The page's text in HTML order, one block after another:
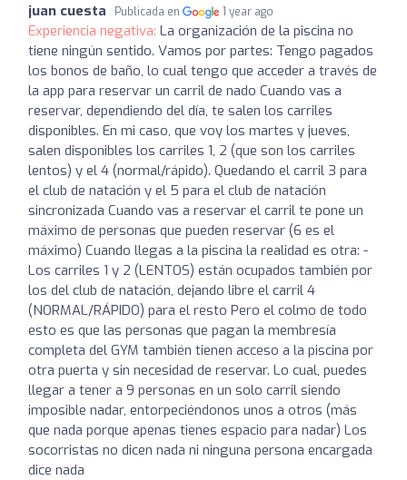
juan cuesta Publicada en 1 year ago
Experiencia negativa: La organización de la piscina no
tiene ningún sentido. Vamos por partes: Tengo pagados
los bonos de baño, lo cual tengo que acceder a través de
la app para reservar un carril de nado Cuando vas a
reservar, dependiendo del día, te salen los carriles
disponibles. En mi caso, que voy los martes y jueves,
salen disponibles los carriles 1, 2 (que son los carriles
lentos) y el 4 (normal/rápido). Quedando el carril 3 para
el club de natación y el 5 para el club de natación
sincronizada Cuando vas a reservar el carril te pone un
máximo de personas que pueden reservar (6 es el
máximo) Cuando llegas a la piscina la realidad es otra: -
Los carriles 1 y 2 (LENTOS) están ocupados también por
los del club de natación, dejando libre el carril 4
(NORMAL/RÁPIDO) para el resto Pero el colmo de todo
esto es que las personas que pagan la membresía
completa del GYM también tienen acceso a la piscina por
otra puerta y sin necesidad de reservar. Lo cual, puedes
llegar a tener a 9 personas en un solo carril siendo
imposible nadar, entorpeciéndonos unos a otros (más
que nada porque apenas tienes espacio para nadar) Los
socorristas no dicen nada ni ninguna persona encargada
dice nada